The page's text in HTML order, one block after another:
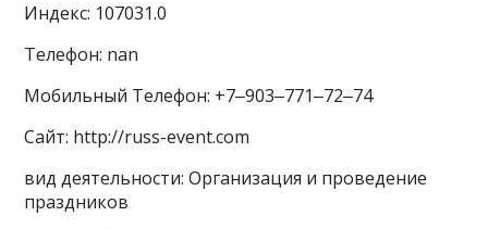
Индекс: 107031.0
Телефон: nan
Мобильный Телефон: +7‒903‒771‒72‒74
Сайт: http://russ-event.com
вид деятельности: Организация и проведение
праздников